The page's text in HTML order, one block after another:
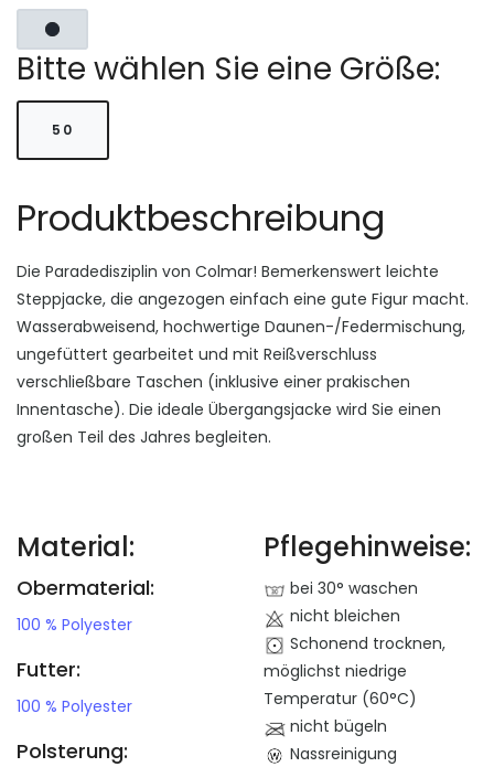
Bitte wählen Sie eine Größe:
50
Produktbeschreibung
Die Paradedisziplin von Colmar! Bemerkenswert leichte
Steppjacke, die angezogen einfach eine gute Figur macht.
Wasserabweisend, hochwertige Daunen-/Federmischung,
ungefüttert gearbeitet und mit Reißverschluss
verschließbare Taschen (inklusive einer prakischen
Innentasche). Die ideale Übergangsjacke wird Sie einen
großen Teil des Jahres begleiten.
Material:
Obermaterial:
100 % Polyester
Futter:
100 % Polyester
Polsterung:
Pflegehinweise:
bei 30° waschen
nicht bleichen
Schonend trocknen,
möglichst niedrige
Temperatur (60°C)
nicht bügeln
Nassreinigung